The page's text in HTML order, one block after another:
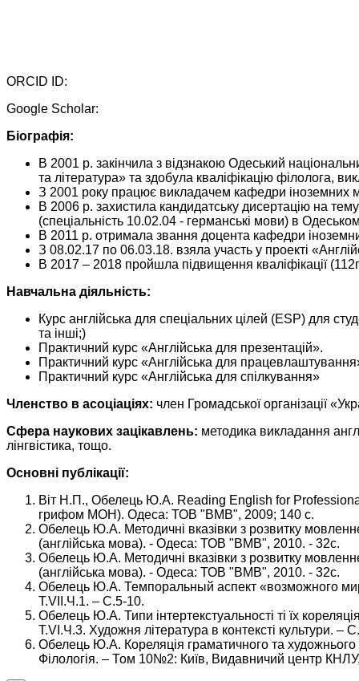
ORCID ID:
Google Scholar:
Біографія:
В 2001 р. закінчила з відзнакою Одеський
та література» та здобула кваліфікацію філолога,
З 2001 року працює викладачем кафедри іноземних
В 2006 р. захистила кандидатську дисертацію на
(спеціальність 10.02.04 - германські мови) в
В 2011 р. отримала звання доцента кафедри
З 08.02.17 по 06.03.18. взяла участь у проекті
В 2017 – 2018 пройшла підвищення кваліфікації
Навчальна діяльність:
Курс англійська для спеціальних цілей (ESP) для
та інші;)
Практичний курс «Англійська для презентацій».
Практичний курс «Англійська для
Практичний курс «Англійська для спілкування»
Членство в асоціаціях: член Громадської організації
Сфера наукових зацікавлень: методика викладання
лінгвістика, тощо.
Основні публікації:
Віт Н.П., Обелець Ю.А. Reading English for Professional
грифом МОН). Одеса: ТОВ "ВМВ", 2009; 140 с.
Обелець Ю.А. Методичні вказівки з розвитку
(англійська мова). - Одеса: ТОВ "ВМВ", 2010. - 32с.
Обелець Ю.А. Методичні вказівки з розвитку
(англійська мова). - Одеса: ТОВ "ВМВ", 2010. - 32с.
Обелець Ю.А. Темпоральный аспект «возможного
Т.VII.Ч.1. – С.5-10.
Обелець Ю.А. Типи інтертекстуальності ті їх
Т.VI.Ч.3. Художня література в контексті культури. –
Обелець Ю.А. Кореляція граматичного та художнього
Філологія. – Том 10№2: Київ, Видавничий центр